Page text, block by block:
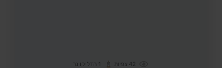
42 צפיות 1 הדליקו נר